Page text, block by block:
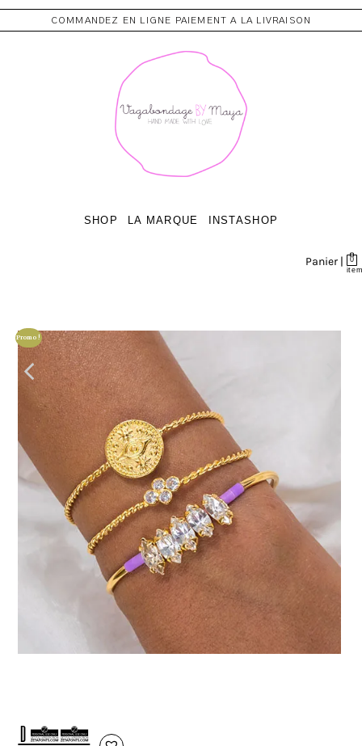
COMMANDEZ EN LIGNE PAIEMENT A LA LIVRAISON
SHOP LA MARQUE INSTASHOP
0
Panier |
Promo !
D03